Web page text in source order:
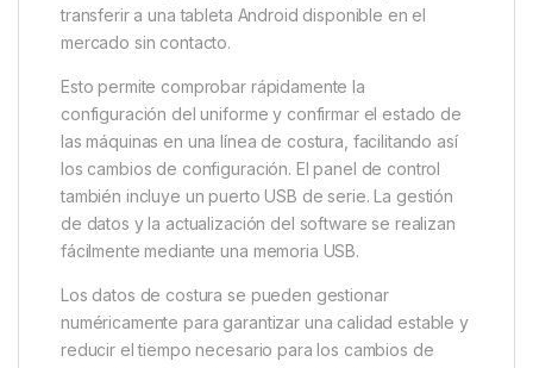
transferir a una tableta Android disponible en el
mercado sin contacto.
Esto permite comprobar rápidamente la
configuración del uniforme y confirmar el estado de
las máquinas en una línea de costura, facilitando así
los cambios de configuración. El panel de control
también incluye un puerto USB de serie. La gestión
de datos y la actualización del software se realizan
fácilmente mediante una memoria USB.
Los datos de costura se pueden gestionar
numéricamente para garantizar una calidad estable y
reducir el tiempo necesario para los cambios de